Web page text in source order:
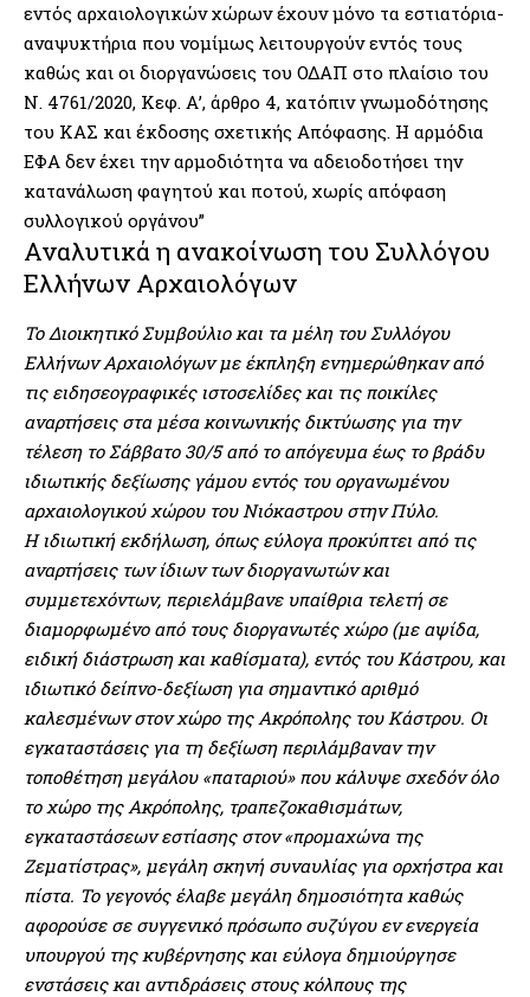
εντός αρχαιολογικών χώρων έχουν μόνο τα εστιατόρια-
αναψυκτήρια που νομίμως λειτουργούν εντός τους
καθώς και οι διοργανώσεις του ΟΔΑΠ στο πλαίσιο του
Ν. 4761/2020, Κεφ. Α’, άρθρο 4, κατόπιν γνωμοδότησης
του ΚΑΣ και έκδοσης σχετικής Απόφασης. Η αρμόδια
ΕΦΑ δεν έχει την αρμοδιότητα να αδειοδοτήσει την
κατανάλωση φαγητού και ποτού, χωρίς απόφαση
συλλογικού οργάνου”
Αναλυτικά η ανακοίνωση του Συλλόγου
Ελλήνων Αρχαιολόγων
Το Διοικητικό Συμβούλιο και τα μέλη του Συλλόγου
Ελλήνων Αρχαιολόγων με έκπληξη ενημερώθηκαν από
τις ειδησεογραφικές ιστοσελίδες και τις ποικίλες
αναρτήσεις στα μέσα κοινωνικής δικτύωσης για την
τέλεση το Σάββατο 30/5 από το απόγευμα έως το βράδυ
ιδιωτικής δεξίωσης γάμου εντός του οργανωμένου
αρχαιολογικού χώρου του Νιόκαστρου στην Πύλο.
Η ιδιωτική εκδήλωση, όπως εύλογα προκύπτει από τις
αναρτήσεις των ίδιων των διοργανωτών και
συμμετεχόντων, περιελάμβανε υπαίθρια τελετή σε
διαμορφωμένο από τους διοργανωτές χώρο (με αψίδα,
ειδική διάστρωση και καθίσματα), εντός του Κάστρου, και
ιδιωτικό δείπνο-δεξίωση για σημαντικό αριθμό
καλεσμένων στον χώρο της Ακρόπολης του Κάστρου. Οι
εγκαταστάσεις για τη δεξίωση περιλάμβαναν την
τοποθέτηση μεγάλου «παταριού» που κάλυψε σχεδόν όλο
το χώρο της Ακρόπολης, τραπεζοκαθισμάτων,
εγκαταστάσεων εστίασης στον «προμαχώνα της
Ζεματίστρας», μεγάλη σκηνή συναυλίας για ορχήστρα και
πίστα. Το γεγονός έλαβε μεγάλη δημοσιότητα καθώς
αφορούσε σε συγγενικό πρόσωπο συζύγου εν ενεργεία
υπουργού της κυβέρνησης και εύλογα δημιούργησε
ενστάσεις και αντιδράσεις στους κόλπους της